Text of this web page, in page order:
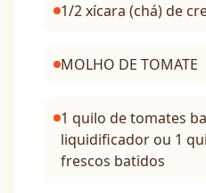
1/2 xícara (chá) de
MOLHO DE TOMATE
1 quilo de tomates
liquidificador ou 1
frescos batidos